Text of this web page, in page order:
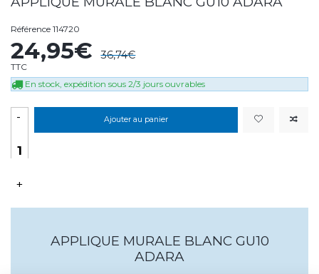
Référence 114720
24,95€ 36,74€
TTC
En stock, expédition sous 2/3 jours ouvrables
-
+
Ajouter au panier
APPLIQUE MURALE BLANC GU10
ADARA